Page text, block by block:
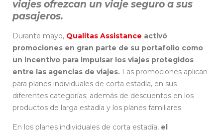
viajes ofrezcan un viaje seguro a sus
pasajeros.
Durante mayo, Qualitas Assistance activó
promociones en gran parte de su portafolio como
un incentivo para impulsar los viajes protegidos
entre las agencias de viajes. Las promociones aplican
para planes individuales de corta estadía, en sus
diferentes categorías; además de descuentos en los
productos de larga estadía y los planes familiares.
En los planes individuales de corta estadía, el